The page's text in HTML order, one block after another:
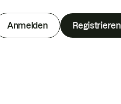
Anmelden Registrieren